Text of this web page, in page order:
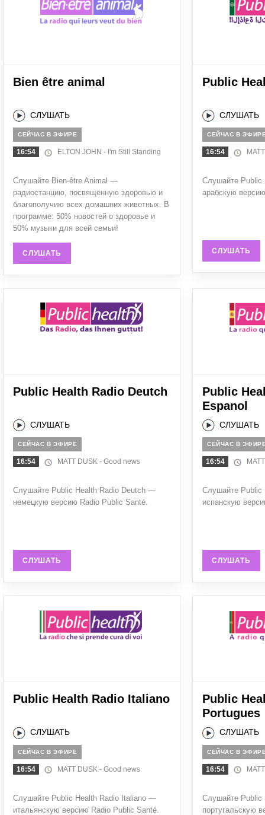
Bien être animal
СЛУШАТЬ
СЕЙЧАС В ЭФИРЕ
16:54 ELTON JOHN - I'm Still Standing
Слушайте Bien-être Animal —
радиостанцию, посвящённую здоровью и
благополучию всех домашних животных. В
программе: 50% новостей о здоровье и
50% музыки для всей семьи!
СЛУШАТЬ
Public
СЛУШАТЬ
СЕЙЧАС В
16:54
Слушайте Public
арабскую
СЛУШАТЬ
Public Health Radio Deutch
СЛУШАТЬ
СЕЙЧАС В ЭФИРЕ
16:54 MATT DUSK - Good news
Слушайте Public Health Radio Deutch —
немецкую версию Radio Public Santé.
СЛУШАТЬ
Public
Espanol
СЛУШАТЬ
СЕЙЧАС В
16:54
Слушайте Public
испанскую
СЛУШАТЬ
Public Health Radio Italiano
СЛУШАТЬ
СЕЙЧАС В ЭФИРЕ
16:54 MATT DUSK - Good news
Слушайте Public Health Radio Italiano —
итальянскую версию Radio Public Santé.
Public
Portugues
СЛУШАТЬ
СЕЙЧАС В
16:54
Слушайте Public
португальскую